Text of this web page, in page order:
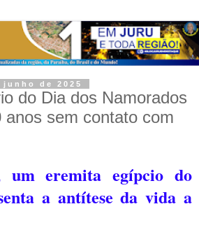
de 2025
do Dia dos Namorados
anos sem contato com
um eremita egípcio do
a antítese da vida a